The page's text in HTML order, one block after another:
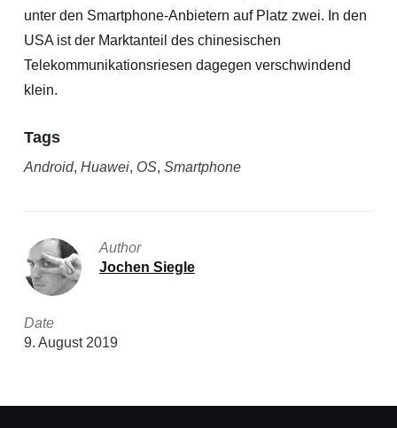
unter den Smartphone-Anbietern auf Platz zwei. In den
USA ist der Marktanteil des chinesischen
Telekommunikationsriesen dagegen verschwindend
klein.
Tags
Android, Huawei, OS, Smartphone
Author
Jochen Siegle
Date
9. August 2019